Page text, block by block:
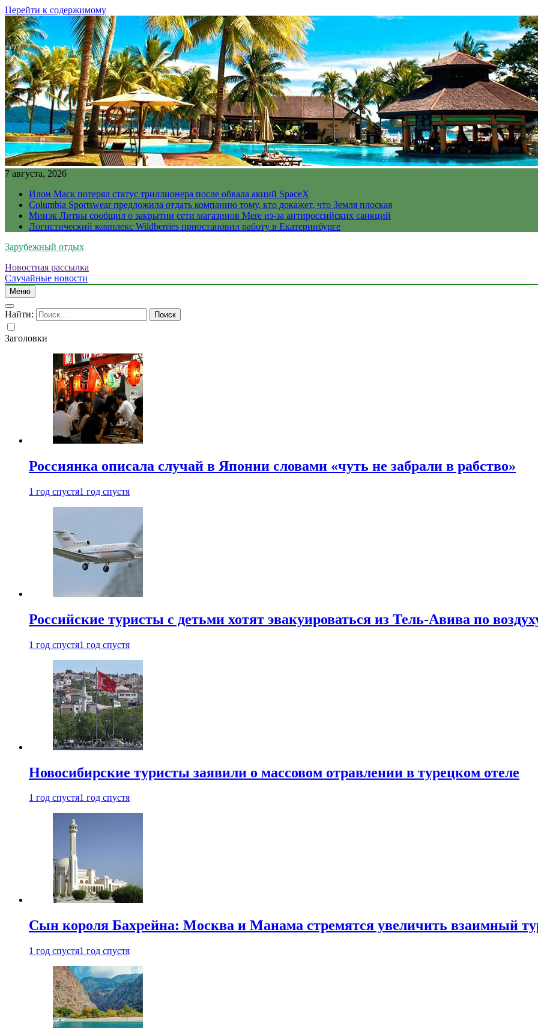
Перейти к содержимому
7 августа, 2026
Илон Маск потерял статус триллионера после обвала акций SpaceX
Columbia Sportswear предложила отдать компанию тому, кто докажет, что Земля плоская
Минэк Литвы сообщил о закрытии сети магазинов Mere из-за антироссийских санкций
Логистический комплекс Wildberries приостановил работу в Екатеринбурге
Зарубежный отдых
Новостная рассылка
Случайные новости
Меню
Найти:
Заголовки
Россиянка описала случай в Японии словами «чуть не забрали в рабство»
1 год спустя1 год спустя
Российские туристы с детьми хотят эвакуироваться из Тель-Авива по
1 год спустя1 год спустя
Новосибирские туристы заявили о массовом отравлении в турецком отеле
1 год спустя1 год спустя
Сын короля Бахрейна: Москва и Манама стремятся увеличить взаимный
1 год спустя1 год спустя